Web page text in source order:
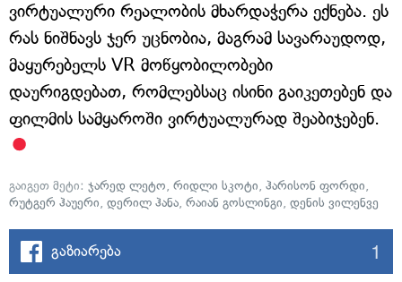
ვირტუალური რეალობის მხარდაჭერა ექნება. ეს
რას ნიშნავს ჯერ უცნობია, მაგრამ სავარაუდოდ,
მაყურებელს VR მოწყობილობები
დაურიგდებათ, რომლებსაც ისინი გაიკეთებენ და
ფილმის სამყაროში ვირტუალურად შეაბიჯებენ.
გაიგეთ მეტი: ჯარედ ლეტო, რიდლი სკოტი, ჰარისონ ფორდი,
რუტგერ ჰაუერი, დერილ ჰანა, რაიან გოსლინგი, დენის ვილენვე
გაზიარება 1